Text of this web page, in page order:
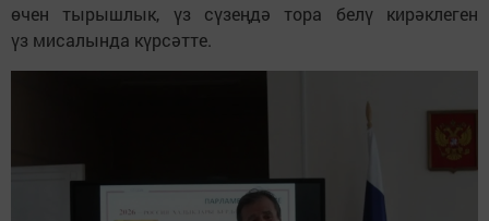
өчен тырышлык, үз сүзеңдә тора белү кирәклеген
үз мисалында күрсәтте.